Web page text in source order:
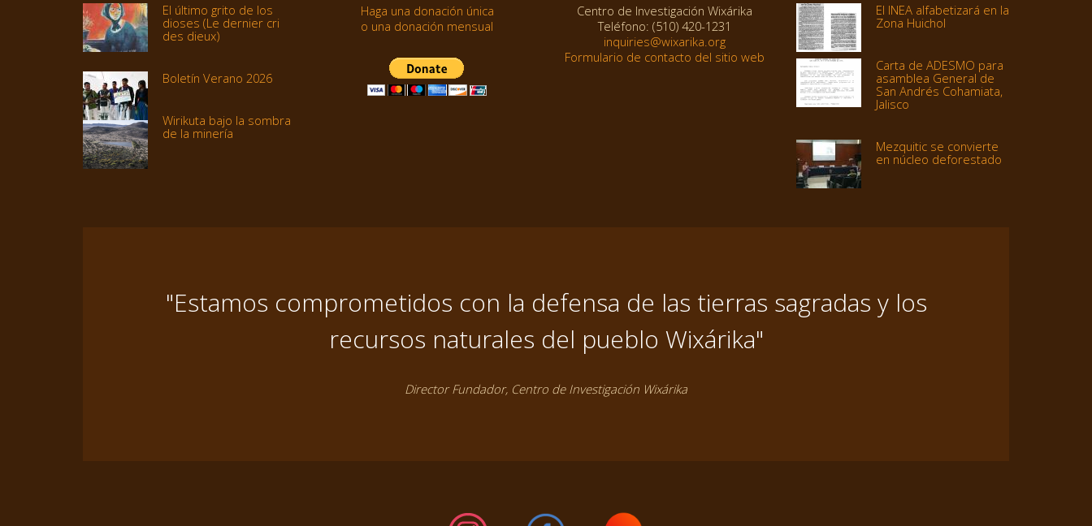
El último grito de los
dioses (Le dernier cri
des dieux)
Boletín Verano 2026
Wirikuta bajo la sombra
de la minería
Haga una donación única
o una donación mensual
Centro de Investigación Wixárika
Teléfono: (510) 420-1231
inquiries@wixarika.org
Formulario de contacto del sitio web
El INEA alfabetizará en la
Zona Huichol
Carta de ADESMO para
asamblea General de
San Andrés Cohamiata,
Jalisco
Mezquitic se convierte
en núcleo deforestado
"Estamos comprometidos con la defensa de las tierras sagradas y los
recursos naturales del pueblo Wixárika"
Director Fundador, Centro de Investigación Wixárika